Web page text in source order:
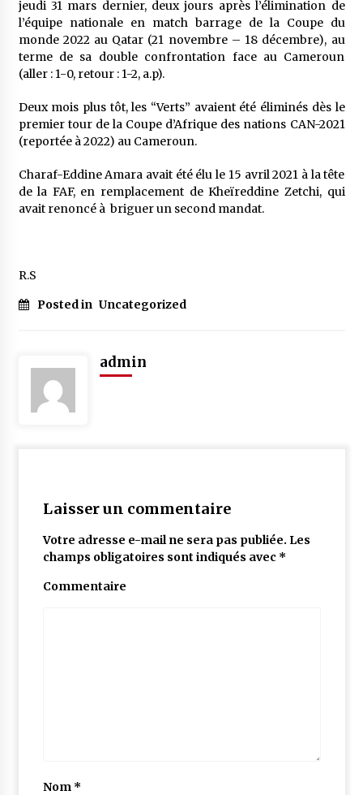
jeudi 31 mars dernier, deux jours après l’élimination de
l’équipe nationale en match barrage de la Coupe du
monde 2022 au Qatar (21 novembre – 18 décembre), au
terme de sa double confrontation face au Cameroun
(aller : 1-0, retour : 1-2, a.p).
Deux mois plus tôt, les “Verts” avaient été éliminés dès le
premier tour de la Coupe d’Afrique des nations CAN-2021
(reportée à 2022) au Cameroun.
Charaf-Eddine Amara avait été élu le 15 avril 2021 à la tête
de la FAF, en remplacement de Kheïreddine Zetchi, qui
avait renoncé à briguer un second mandat.
R.S
Posted in Uncategorized
admin
Laisser un commentaire
Votre adresse e-mail ne sera pas publiée. Les
champs obligatoires sont indiqués avec *
Commentaire
Nom *